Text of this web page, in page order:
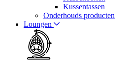
Kussentassen
Onderhouds producten
Loungen